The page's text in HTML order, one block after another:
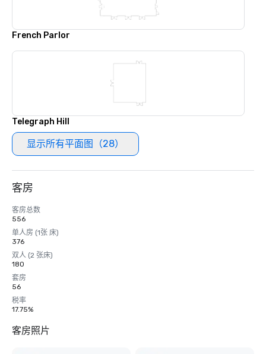
French Parlor
Telegraph Hill
显示所有平面图（28）
客房
客房总数
556
单人房 (1张 床)
376
双人 (2 张床)
180
套房
56
税率
17.75%
客房照片